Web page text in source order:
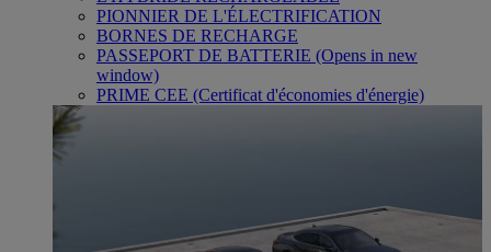
PIONNIER DE L'ÉLECTRIFICATION
BORNES DE RECHARGE
PASSEPORT DE BATTERIE (Opens in new
window)
PRIME CEE (Certificat d'économies d'énergie)